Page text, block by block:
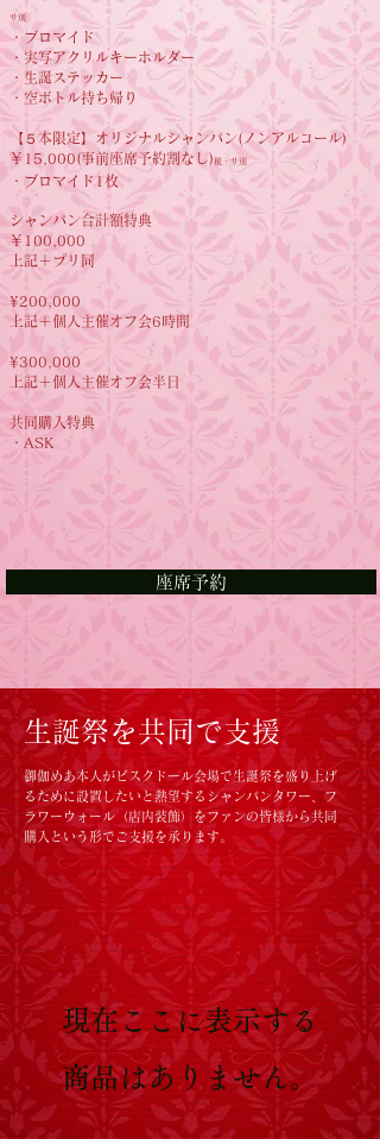
サ別
・ブロマイド
・実写アクリルキーホルダー
・生誕ステッカー
・空ボトル持ち帰り
【５本限定】オリジナルシャンパン(ノンアルコール)
​￥15,000(事前座席予約割なし)税・サ別
​・ブロマイド1枚
シャンパン合計額特典
￥100,000
上記＋プリ同
¥200,000
上記＋個人主催オフ会6時間
¥300,000
​上記＋個人主催オフ会半日
共同購入特典
​・ASK
座席予約
生誕祭​を共同で支援
御伽めあ本人がビスクドール​会場で生誕祭を盛り上げ
るために設置したいと熱望するシャンパンタワー、フ
ラワーウォール（店内装飾）をファンの皆様から共同
購入という形でご支援を承ります。
現在ここに表示する
商品はありません。